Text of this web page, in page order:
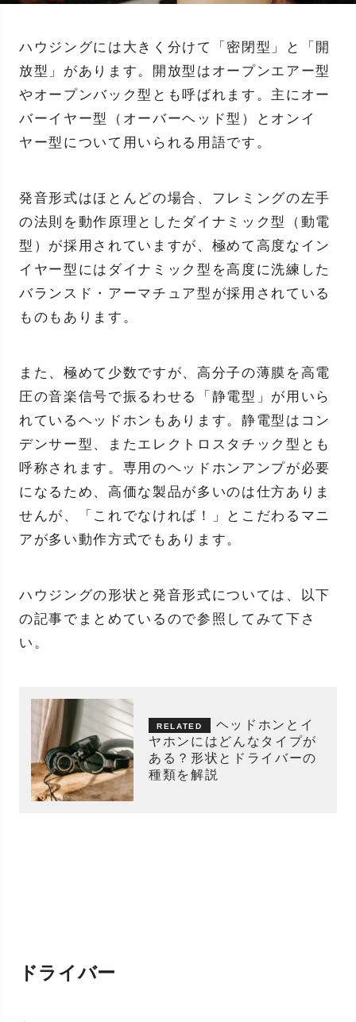
ハウジングには大きく分けて「密閉型」と「開
放型」があります。開放型はオープンエアー型
やオープンバック型とも呼ばれます。主にオー
バーイヤー型（オーバーヘッド型）とオンイ
ヤー型について用いられる用語です。
発音形式はほとんどの場合、フレミングの左手
の法則を動作原理としたダイナミック型（動電
型）が採用されていますが、極めて高度なイン
イヤー型にはダイナミック型を高度に洗練した
バランスド・アーマチュア型が採用されている
ものもあります。
また、極めて少数ですが、高分子の薄膜を高電
圧の音楽信号で振るわせる「静電型」が用いら
れているヘッドホンもあります。静電型はコン
デンサー型、またエレクトロスタチック型とも
呼称されます。専用のヘッドホンアンプが必要
になるため、高価な製品が多いのは仕方ありま
せんが、「これでなければ！」とこだわるマニ
アが多い動作方式でもあります。
ハウジングの形状と発音形式については、以下
の記事でまとめているので参照してみて下さ
い。
ヘッドホンとイ
ヤホンにはどんなタイプが
ある？形状とドライバーの
種類を解説
ドライバー